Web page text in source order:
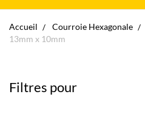
Accueil Courroie Hexagonale
13mm x 10mm
Filtres pour